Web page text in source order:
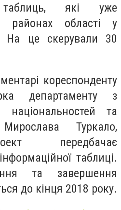
таблиць, які уже
районах області у
На це скерували 30
кореспонденту
департаменту з
національностей та
Туркало,
передбачає
таблиці.
та завершення
до кінця 2018 року.